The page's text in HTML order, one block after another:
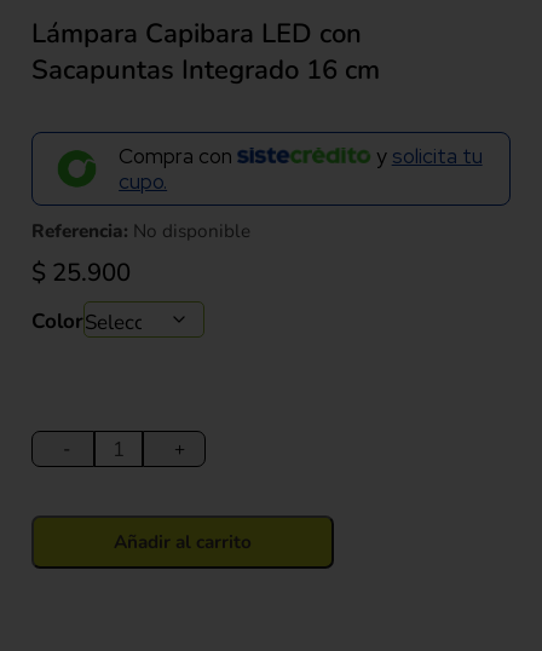
Lámpara Capibara LED con
Sacapuntas Integrado 16 cm
Compra con y solicita tu
cupo.
Referencia: No disponible
$ 25.900
Color
-
Capibara
LED
Sacapuntas
Integrado
+
Añadir al carrito